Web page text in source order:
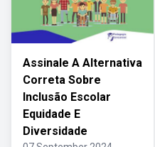
Assinale A Alternativa
Correta Sobre
Inclusão Escolar
Equidade E
Diversidade